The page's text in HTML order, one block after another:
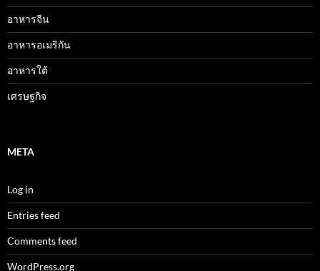
อาหารจีน
อาหารอเมริกัน
อาหารใต้
เศรษฐกิจ
META
Log in
Entries feed
Comments feed
WordPress.org